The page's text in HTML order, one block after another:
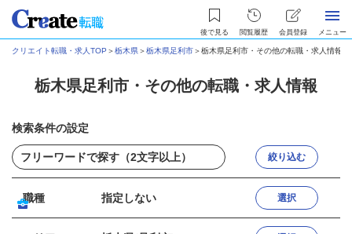
後で見る 閲覧履歴 会員登録 メニュー
クリエイト転職・求人TOP ＞栃木県＞栃木県足利市＞栃木県足利市・その他の転職・求人情報
栃木県足利市・その他の転職・求人情報
検索条件の設定
絞り込む
職種 指定しない 選択